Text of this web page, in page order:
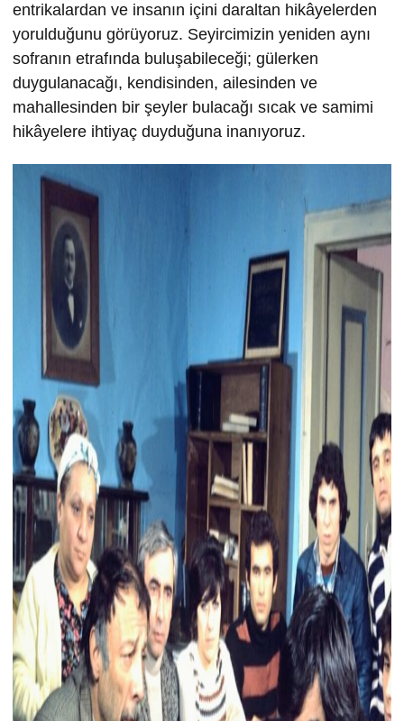
entrikalardan ve insanın içini daraltan hikâyelerden
yorulduğunu görüyoruz. Seyircimizin yeniden aynı
sofranın etrafında buluşabileceği; gülerken
duygulanacağı, kendisinden, ailesinden ve
mahallesinden bir şeyler bulacağı sıcak ve samimi
hikâyelere ihtiyaç duyduğuna inanıyoruz.